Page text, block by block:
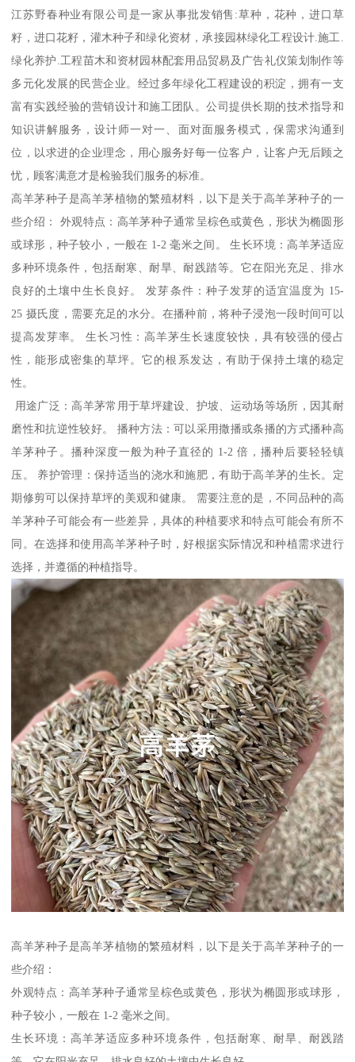
江苏野春种业有限公司是一家从事批发销售:草种，花种，进口草
籽，进口花籽，灌木种子和绿化资材，承接园林绿化工程设计.施工.
绿化养护.工程苗木和资材园林配套用品贸易及广告礼仪策划制作等
多元化发展的民营企业。经过多年绿化工程建设的积淀，拥有一支
富有实践经验的营销设计和施工团队。公司提供长期的技术指导和
知识讲解服务，设计师一对一、面对面服务模式，保需求沟通到
位，以求进的企业理念，用心服务好每一位客户，让客户无后顾之
忧，顾客满意才是检验我们服务的标准。
高羊茅种子是高羊茅植物的繁殖材料，以下是关于高羊茅种子的一
些介绍： 外观特点：高羊茅种子通常呈棕色或黄色，形状为椭圆形
或球形，种子较小，一般在 1-2 毫米之间。 生长环境：高羊茅适应
多种环境条件，包括耐寒、耐旱、耐践踏等。它在阳光充足、排水
良好的土壤中生长良好。 发芽条件：种子发芽的适宜温度为 15-
25 摄氏度，需要充足的水分。在播种前，将种子浸泡一段时间可以
提高发芽率。 生长习性：高羊茅生长速度较快，具有较强的侵占
性，能形成密集的草坪。它的根系发达，有助于保持土壤的稳定
性。
用途广泛：高羊茅常用于草坪建设、护坡、运动场等场所，因其耐
磨性和抗逆性较好。 播种方法：可以采用撒播或条播的方式播种高
羊茅种子。播种深度一般为种子直径的 1-2 倍，播种后要轻轻镇
压。 养护管理：保持适当的浇水和施肥，有助于高羊茅的生长。定
期修剪可以保持草坪的美观和健康。 需要注意的是，不同品种的高
羊茅种子可能会有一些差异，具体的种植要求和特点可能会有所不
同。在选择和使用高羊茅种子时，好根据实际情况和种植需求进行
选择，并遵循的种植指导。
高羊茅种子是高羊茅植物的繁殖材料，以下是关于高羊茅种子的一
些介绍：
外观特点：高羊茅种子通常呈棕色或黄色，形状为椭圆形或球形，
种子较小，一般在 1-2 毫米之间。
生长环境：高羊茅适应多种环境条件，包括耐寒、耐旱、耐践踏